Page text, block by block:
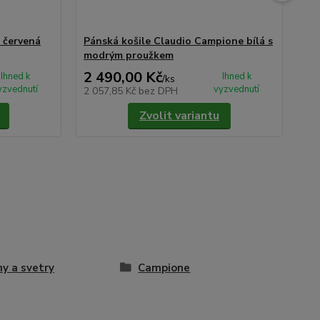
Ihned k
Pánská košile Claudio Campione bílá s
modrým proužkem
2 490,00 Kč/ks
2 057,85 Kč bez DPH
Ihned k
vyzvednutí
Zvolit variantu
a svetry Campione